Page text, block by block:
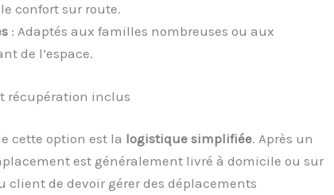
confort sur route.
: Adaptés aux familles nombreuses ou aux
de l’espace.
récupération inclus
cette option est la logistique simplifiée. Après un
est généralement livré à domicile ou sur
de devoir gérer des déplacements